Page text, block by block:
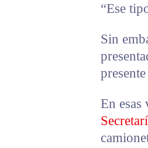
“Ese
Sin
En esas